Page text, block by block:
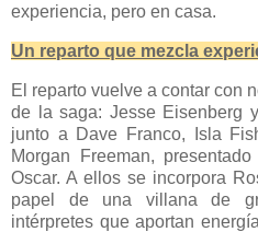
experiencia, pero en casa.
Un reparto que mezcla
El reparto vuelve a contar con
de la saga: Jesse Eisenberg
junto a Dave Franco, Isla
Morgan Freeman,
Oscar. A ellos se incorpora
papel de una villana de
intérpretes que aportan